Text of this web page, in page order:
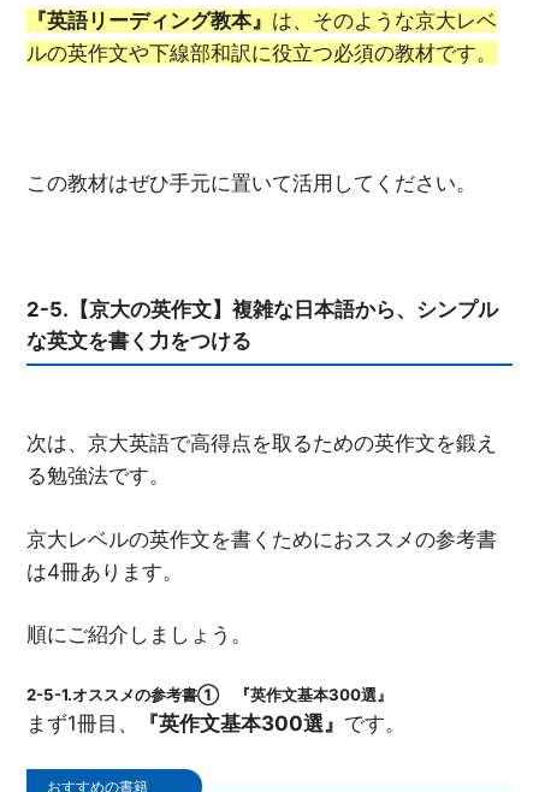
『英語リーディング教本』 は、そのような京大レベ
ルの英作文や下線部和訳に役立つ必須の教材です。
この教材はぜひ手元に置いて活用してください。
2-5.【京大の英作文】複雑な日本語から、シンプル
な英文を書く力をつける
次は、京大英語で高得点を取るための英作文を鍛え
る勉強法です。
京大レベルの英作文を書くためにおススメの参考書
は4冊あります。
順にご紹介しましょう。
2-5-1.オススメの参考書① 『英作文基本300選』
まず1冊目、 『英作文基本300選』 です。